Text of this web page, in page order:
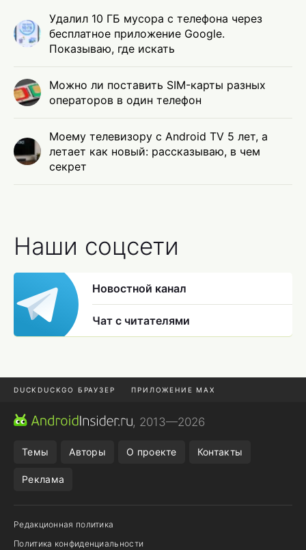
Удалил 10 ГБ мусора с телефона через
бесплатное приложение Google.
Показываю, где искать
Можно ли поставить SIM-карты разных
операторов в один телефон
Моему телевизору с Android TV 5 лет, а
летает как новый: рассказываю, в чем
секрет
Наши соцсети
Новостной канал
Чат с читателями
DUCKDUCKGO БРАУЗЕР ПРИЛОЖЕНИЕ MAX
ПРИЛОЖЕНИЯ ANDROID
, 2013—2026
Темы Авторы О проекте Контакты
Реклама
Редакционная политика
Политика конфиденциальности